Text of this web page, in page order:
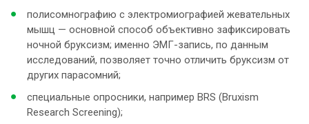
полисомнографию с электромиографией жевательных
мышц — основной способ объективно зафиксировать
ночной бруксизм; именно ЭМГ-запись, по данным
исследований, позволяет точно отличить бруксизм от
других парасомний;
специальные опросники, например BRS (Bruxism
Research Screening);